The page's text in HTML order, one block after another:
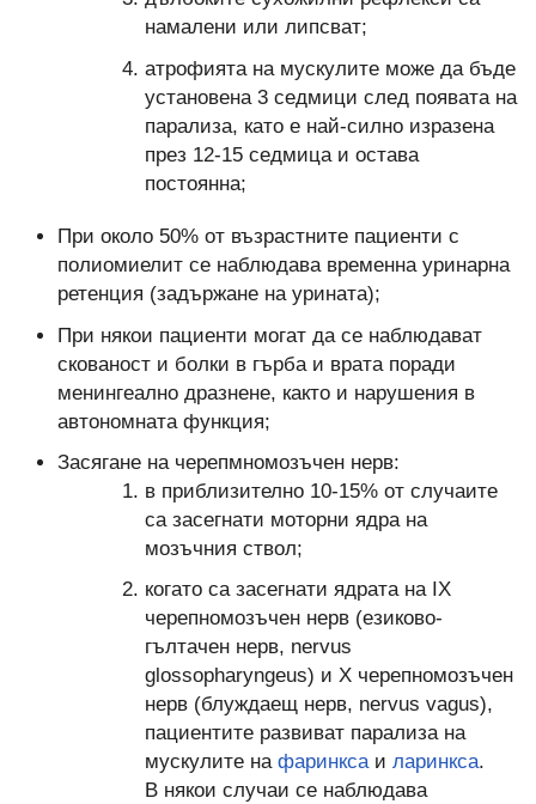
намалени или липсват;
атрофията на мускулите може да бъде
установена 3 седмици след появата на
парализа, като е най-силно изразена
през 12-15 седмица и остава
постоянна;
При около 50% от възрастните пациенти с
полиомиелит се наблюдава временна уринарна
ретенция (задържане на урината);
При някои пациенти могат да се наблюдават
скованост и болки в гърба и врата поради
менингеално дразнене, както и нарушения в
автономната функция;
Засягане на черепмномозъчен нерв:
в приблизително 10-15% от случаите
са засегнати моторни ядра на
мозъчния ствол;
когато са засегнати ядрата на IX
черепномозъчен нерв (езиково-
гълтачен нерв, nervus
glossopharyngeus) и Х черепномозъчен
нерв (блуждаещ нерв, nervus vagus),
пациентите развиват парализа на
мускулите нафаринксаиларинкса.
В някои случаи се наблюдава